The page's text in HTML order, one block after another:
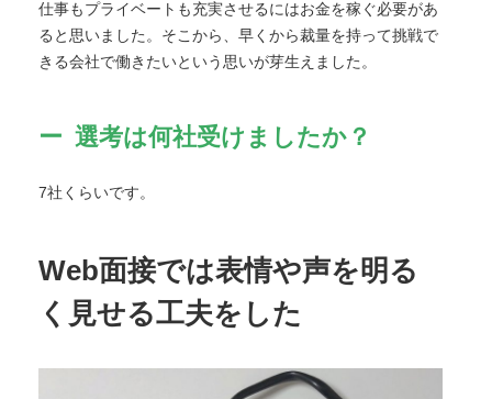
仕事もプライベートも充実させるにはお金を稼ぐ必要があ
ると思いました。そこから、早くから裁量を持って挑戦で
きる会社で働きたいという思いが芽生えました。
選考は何社受けましたか？
7社くらいです。
Web面接では表情や声を明る
く見せる工夫をした